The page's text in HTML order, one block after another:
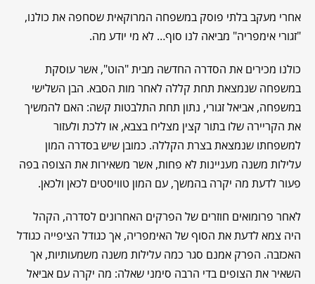
אחרי מעקב בלתי פוסק במשפחה המרוקאית שסחפה את כולנו,
"זגורי אימפריה" מביאה לנו סוף… לא מי יודע מה.
כולנו מכירים את הסדרה החדשה מבית "הוט", אשר עוסקת
במשפחה שנמצאת תחת קללה לאחר מות הסבא. הבן השלישי
במשפחה, אביאל זגורי, נתון תחת התלבטות קשה: האם להמשיך
את הקריירה שלו בתור קצין מצליח בצבא, או ללכת ולעזור
למשפחתו שנמצאת בצרת הקללה. כמובן שיש בסדרה המון
עלילות משנה מעניינות לא פחות, אשר משאירות את הצופה בפה
פעור לדעת מה יקרה בהמשך, עם המון טוויסטים לכאן ולכאן.
לאחר פרומואים חוזרים של הפרקים האחרונים לסדרה, הקהל
היה צמא לדעת את הסוף של האימפריה, אך כגודל הציפייה כגודל
האכזבה. הפרק אמנם סגר כמה עלילות משנה משמעותיות, אך
השאיר את הצופים בדי הרבה סימני שאלה: מה יקרה עם אביאל